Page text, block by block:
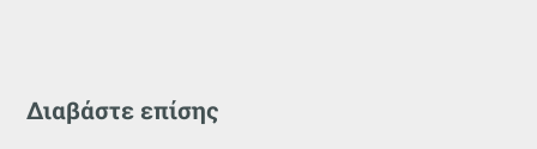
Διαβάστε επίσης